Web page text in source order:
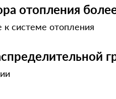
отопления
к системе отопления